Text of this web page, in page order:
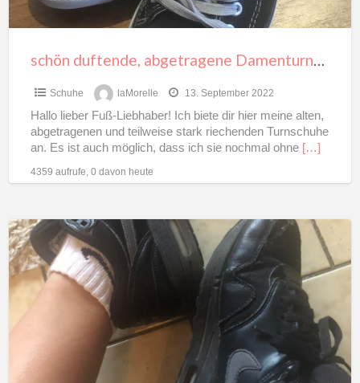
schön duftende, abgetragene Damenturnschuhe
Schuhe laMorelle 13. September 2022
Hallo lieber Fuß-Liebhaber! Ich biete dir hier meine alten,
abgetragenen und teilweise stark riechenden Turnschuhe
an. Es ist auch möglich, dass ich sie nochmal ohne […]
4359 aufrufe, 0 davon heute
Lieblingsnikes
:)